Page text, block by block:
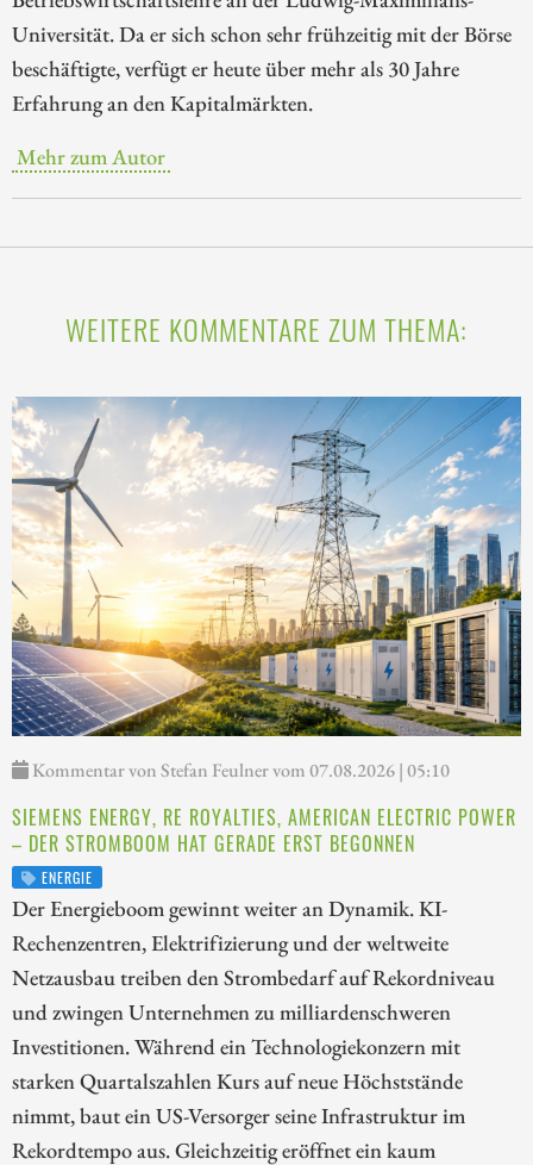
Universität. Da er sich schon sehr frühzeitig mit der Börse
beschäftigte, verfügt er heute über mehr als 30 Jahre
Erfahrung an den Kapitalmärkten.
Mehr zum Autor
WEITERE KOMMENTARE ZUM THEMA:
Kommentar von Stefan Feulner vom 07.08.2026 | 05:10
SIEMENS ENERGY, RE ROYALTIES, AMERICAN ELECTRIC POWER
– DER STROMBOOM HAT GERADE ERST BEGONNEN
ENERGIE
Der Energieboom gewinnt weiter an Dynamik. KI-
Rechenzentren, Elektrifizierung und der weltweite
Netzausbau treiben den Strombedarf auf Rekordniveau
und zwingen Unternehmen zu milliardenschweren
Investitionen. Während ein Technologiekonzern mit
starken Quartalszahlen Kurs auf neue Höchststände
nimmt, baut ein US-Versorger seine Infrastruktur im
Rekordtempo aus. Gleichzeitig eröffnet ein kaum